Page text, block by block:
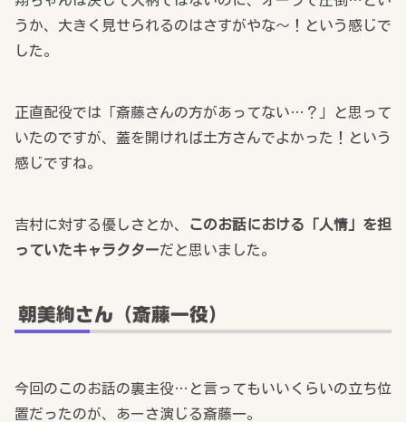
うか、大きく見せられるのはさすがやな～！という感じで
した。
正直配役では「斎藤さんの方があってない…？」と思って
いたのですが、蓋を開ければ土方さんでよかった！という
感じですね。
吉村に対する優しさとか、
このお話における「人情」を担
っていたキャラクターだと思いました。
朝美絢さん（斎藤一役）
今回のこのお話の裏主役…と言ってもいいくらいの立ち位
置だったのが、あーさ演じる斎藤一。